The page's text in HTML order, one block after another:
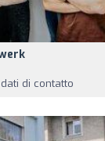
di contatto